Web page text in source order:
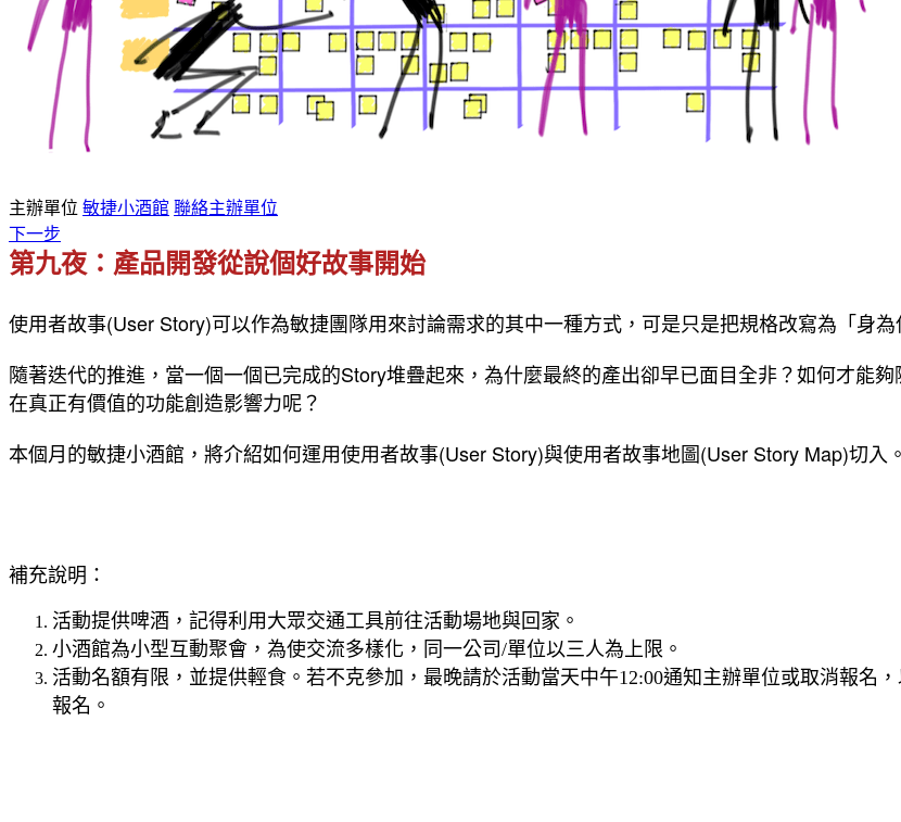
主辦單位 敏捷小酒館 聯絡主辦單位
下一步
第九夜：產品開發從說個好故事開始
使用者故事(User Story)可以作為敏捷團隊用來討論需求的其中一種方式，可是只是把規格改寫為「身
隨著迭代的推進，當一個一個已完成的Story堆疊起來，為什麼最終的產出卻早已面目全非？如何才能
在真正有價值的功能創造影響力呢？
本個月的敏捷小酒館，將介紹如何運用使用者故事(User Story)與使用者故事地圖(User Story Map)切入。
補充說明：
活動提供啤酒，記得利用大眾交通工具前往活動場地與回家。
小酒館為小型互動聚會，為使交流多樣化，同一公司/單位以三人為上限。
活動名額有限，並提供輕食。若不克參加，最晚請於活動當天中午12:00通知主辦單位或取消報名
報名。